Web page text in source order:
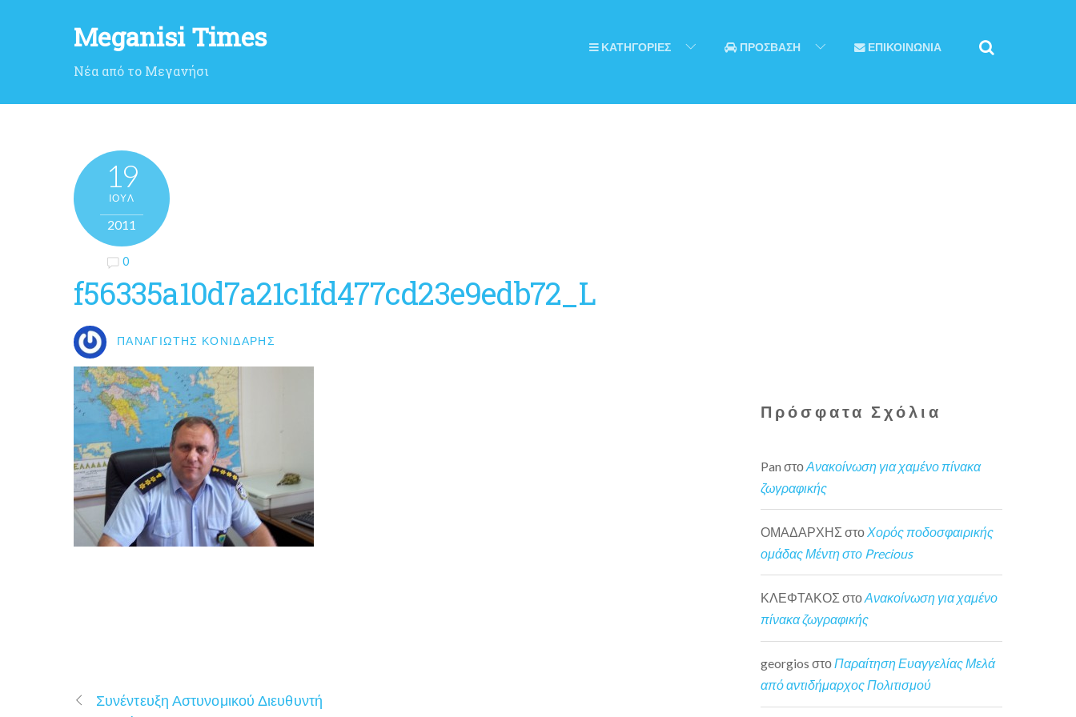
Meganisi Times
Νέα από το Μεγανήσι
ΚΑΤΗΓΟΡΙΕΣ ΠΡΟΣΒΑΣΗ ΕΠΙΚΟΙΝΩΝΙΑ
19
ΙΟΎΛ
2011
0
f56335a10d7a21c1fd477cd23e9edb72_L
ΠΑΝΑΓΙΏΤΗΣ ΚΟΝΙΔΆΡΗΣ
Συνέντευξη Αστυνομικού Διευθυντή
Πρόσφατα Σχόλια
Pan στοΑνακοίνωση για χαμένο πίνακα
ζωγραφικής
ΟΜΑΔΑΡΧΗΣ στο Χορός ποδοσφαιρικής
ομάδας Μέντη στο Precious
ΚΛΕΦΤΑΚΟΣ στοΑνακοίνωση για χαμένο
πίνακα ζωγραφικής
georgios στοΠαραίτηση Ευαγγελίας Μελά
από αντιδήμαρχος Πολιτισμού